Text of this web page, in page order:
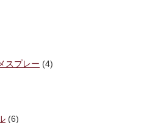
スプレー (4)
(6)